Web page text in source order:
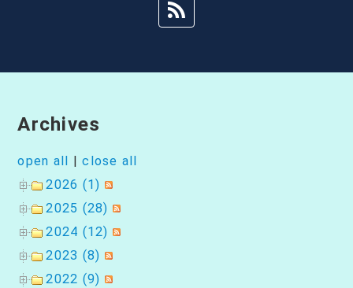
Archives
open all |close all
2026 (1)
2025 (28)
2024 (12)
2023 (8)
2022 (9)